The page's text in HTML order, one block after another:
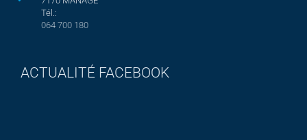
Tél.:
064 700 180
ACTUALITÉ FACEBOOK